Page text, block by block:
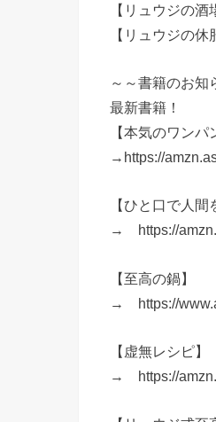
【リュウジの
【リュウジの
～～書籍のお知
最新書籍！
【本気のワンパ
→https://
【ひと口で人
→ https://
【至高の鍋】
→ https://
【虚無レシピ】
→ https://